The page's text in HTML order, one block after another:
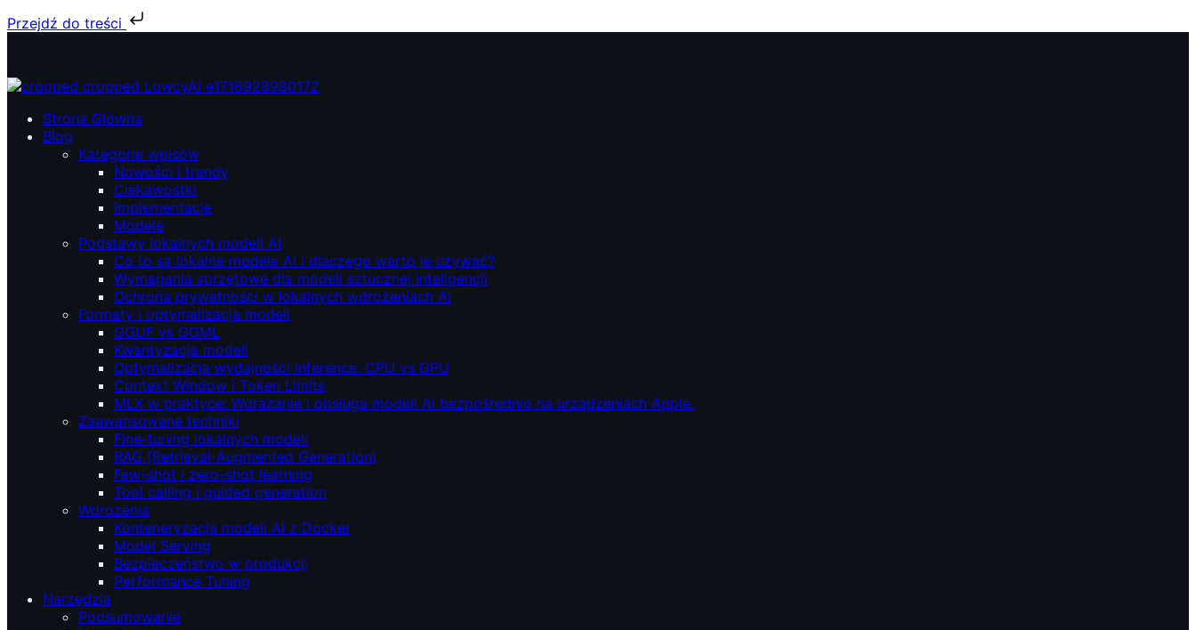
Przejdź do treści
treści
ŁowcyAI – Lokalne modele AI, prywatność i niezależność.
ŁowcyAI – Lokalne modele AI, prywatność i niezależność.
Strona Główna
Blog
Kategorie wpisów
Nowości i trendy
Ciekawostki
Implementacje
Modele
Podstawy lokalnych modeli AI
Co to są lokalne modele AI i dlaczego warto je używać?
Wymagania sprzętowe dla modeli sztucznej inteligencji
Ochrona prywatności w lokalnych wdrożeniach AI
Formaty i optymalizacja modeli
GGUF vs GGML
Kwantyzacja modeli
Optymalizacja wydajności inference: CPU vs GPU
Context Window i Token Limits
MLX w praktyce: Wdrażanie i obsługa modeli AI bezpośrednio na urządzeniach Apple.
Zaawansowane techniki
Fine-tuning lokalnych modeli
RAG (Retrieval‑Augmented Generation)
Few-shot i zero-shot learning
Tool calling i guided generation
Wdrożenia
Konteneryzacja modeli AI z Docker
Model Serving
Bezpieczeństwo w produkcji
Performance Tuning
Narzędzia
Podsumowanie